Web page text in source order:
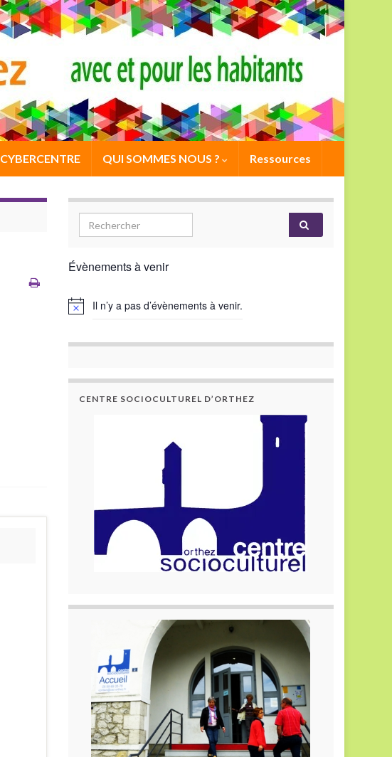
CYBERCENTRE QUI SOMMES NOUS ? Ressources
Évènements à venir
Il n’y a pas d’évènements à venir.
CENTRE SOCIOCULTUREL D’ORTHEZ